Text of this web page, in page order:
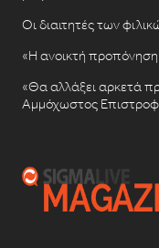
Οι διαιτητές των
«Η ανοικτή
«Θα αλλάξει αρκετά
Αμμόχωστος